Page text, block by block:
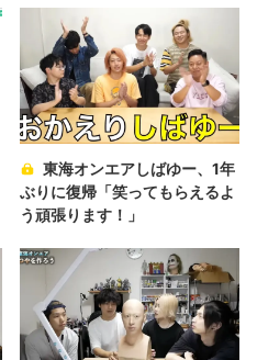
東海オンエアしばゆー、1年
ぶりに復帰「笑ってもらえるよ
う頑張ります！」